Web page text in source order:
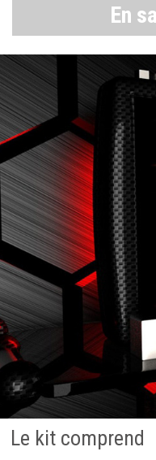
En
Le kit comprend